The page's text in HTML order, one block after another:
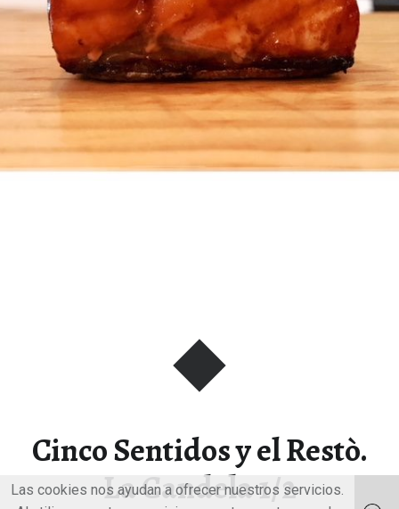
Cinco Sentidos y el Restò.
La Candela 1/2
Las cookies nos ayudan a ofrecer nuestros servicios.